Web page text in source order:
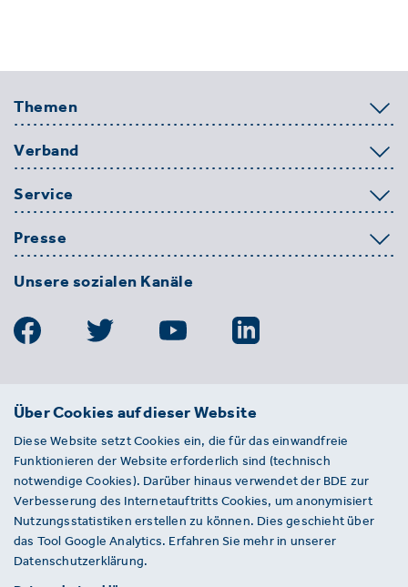
Themen
Verband
Service
Presse
Unsere sozialen Kanäle
BDE
Entsorgungs-, Wasser- und
Kreislaufwirtschaft e. V.
Von-der-Heydt-Straße 2
D 10785 Berlin
Sie haben einen Fehler auf unserer Website
gefunden? Ihnen ist ein defekter Link
Über Cookies auf dieser Website
Diese Website setzt Cookies ein, die für das einwandfreie
Funktionieren der Website erforderlich sind (technisch
notwendige Cookies). Darüber hinaus verwendet der BDE zur
Verbesserung des Internetauftritts Cookies, um anonymisiert
Nutzungsstatistiken erstellen zu können. Dies geschieht über
das Tool Google Analytics. Erfahren Sie mehr in unserer
Datenschutzerklärung.